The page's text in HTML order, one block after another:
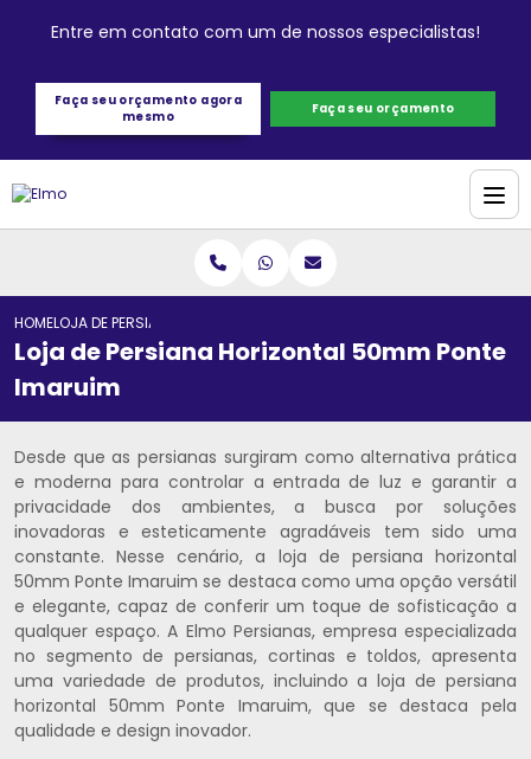
Entre em contato com um de nossos especialistas!
Faça seu orçamento agora
mesmo
Faça seu orçamento
HOMELOJA DE PERSIANA HORIZONTAL 50MM PONTE IMARUIM
Loja de Persiana Horizontal 50mm Ponte
Imaruim
Desde que as persianas surgiram como alternativa prática
e moderna para controlar a entrada de luz e garantir a
privacidade dos ambientes, a busca por soluções
inovadoras e esteticamente agradáveis tem sido uma
constante. Nesse cenário, a loja de persiana horizontal
50mm Ponte Imaruim se destaca como uma opção versátil
e elegante, capaz de conferir um toque de sofisticação a
qualquer espaço. A Elmo Persianas, empresa especializada
no segmento de persianas, cortinas e toldos, apresenta
uma variedade de produtos, incluindo a loja de persiana
horizontal 50mm Ponte Imaruim, que se destaca pela
qualidade e design inovador.